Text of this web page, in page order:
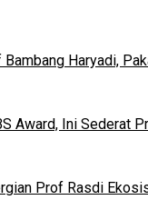
Haryadi,
Award, Ini Sederat
Prof Rasdi